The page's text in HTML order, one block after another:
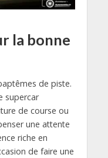
la bonne
de piste.
supercar
de course ou
une attente
riche en
de faire une